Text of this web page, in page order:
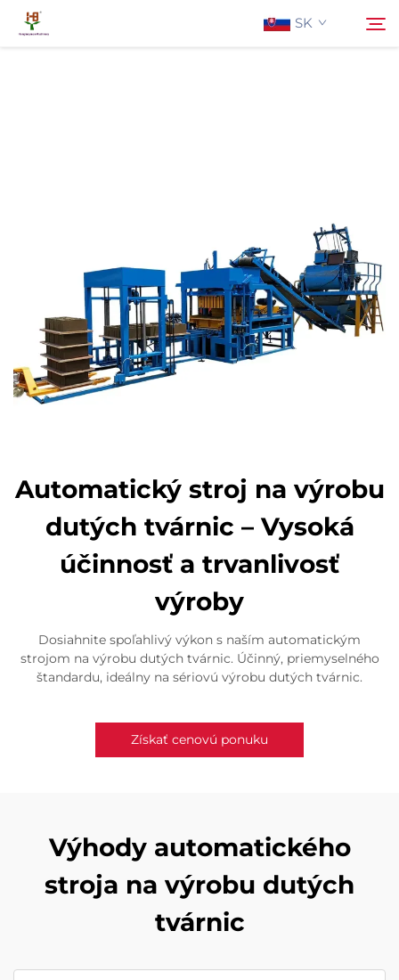
SK
Aktuality
Kontaktujte Nás
Automatický stroj na výrobu
dutých tvárnic – Vysoká
účinnosť a trvanlivosť
výroby
Dosiahnite spoľahlivý výkon s naším automatickým
strojom na výrobu dutých tvárnic. Účinný, priemyselného
štandardu, ideálny na sériovú výrobu dutých tvárnic.
Získať cenovú ponuku
Výhody automatického
stroja na výrobu dutých
tvárnic